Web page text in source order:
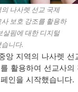
나사렛 선교 국제
보호 강조를 활용하
살핌에 대한 디지털
니다.
앙 지역의 나사렛
활용하여 선교사
인을 시작했습니다.